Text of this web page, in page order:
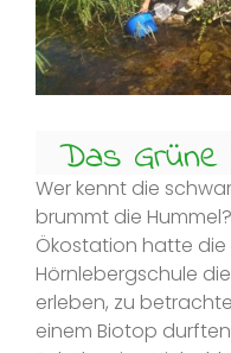
Das Grüne
Wer kennt die
brummt die
Ökostation hatte die
Hörnlebergschule
erleben, zu
einem Biotop